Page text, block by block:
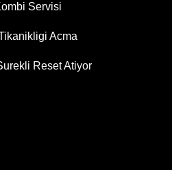
Servisi
Acma
Reset Atiyor